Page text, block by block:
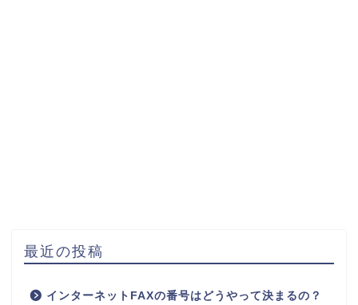
最近の投稿
インターネットFAXの番号はどうやって決まるの？